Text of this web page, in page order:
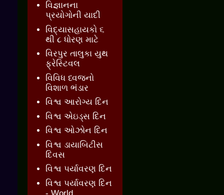
વિજ્ઞાનના
પ્રયોગોની યાદી
વિદ્યાસહાયકો ૬
થી ૮ ધોરણ માટે
વિરપુર તાલુકા યુથ
ફ્રેસ્ટિવલ
વિવિધ ધ્વજનો
વિશાળ ભંડાર
વિશ્વ આરોગ્ય દિન
વિશ્વ એઇડ્સ દિન
વિશ્વ ઓઝોન દિન
વિશ્વ ડાયાબિટીસ
દિવસ
વિશ્વ પર્યાવરણ દિન
વિશ્વ પર્યાવરણ દિન